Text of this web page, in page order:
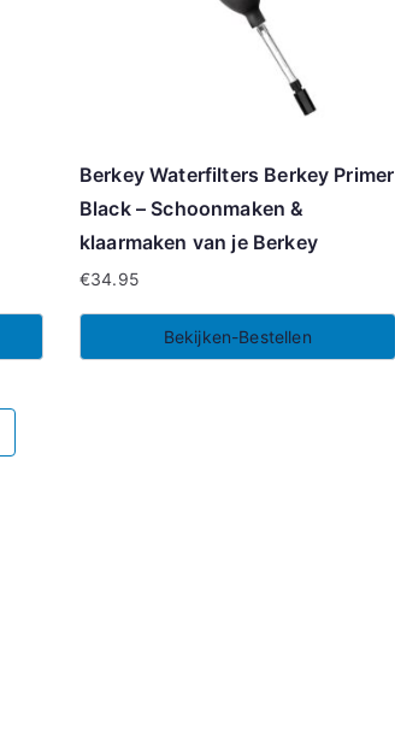
Berkey Waterfilters Berkey Primer
Black – Schoonmaken &
klaarmaken van je Berkey
€34.95
Bekijken-Bestellen